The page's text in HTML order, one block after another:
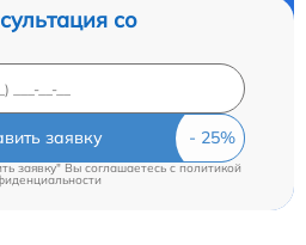
со
заявку
заявку" Вы соглашаетесь c политикой